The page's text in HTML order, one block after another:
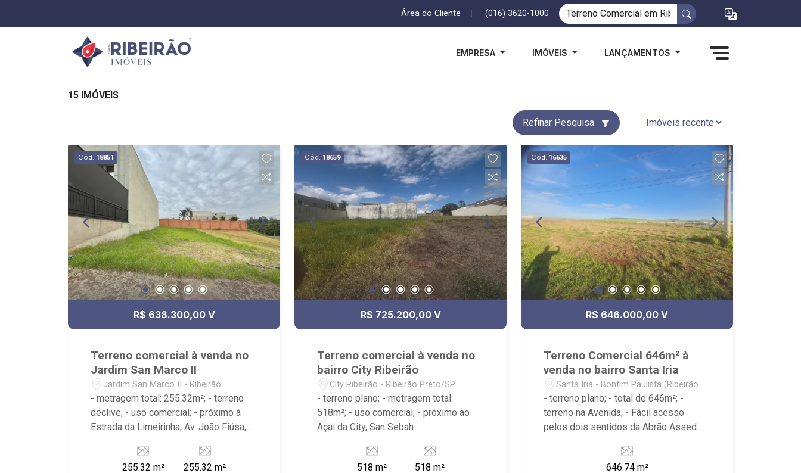
Área do Cliente (016) 3620-1000
EMPRESA IMÓVEIS LANÇAMENTOS
15 IMÓVEIS
Refinar Pesquisa
Cód. 18851
R$ 638.300,00 V
Terreno comercial à venda no
Jardim San Marco II
Jardim San Marco II - Ribeirão
Preto/SP
- metragem total: 255.32m²; - terreno
declive; - uso comercial; - próximo à
Estrada da Limeirinha, Av. João Fiúsa,
255.32 m²
255.32 m²
Cód. 18659
R$ 725.200,00 V
Terreno comercial à venda no
bairro City Ribeirão
City Ribeirão - Ribeirão Preto/SP
- terreno plano; - metragem total:
518m²; - uso comercial; - próximo ao
Açai da City, San Sebah
518 m² 518 m²
Cód. 16635
R$ 646.000,00 V
Terreno Comercial 646m² à
venda no bairro Santa Iria
Santa Iria - Bonfim Paulista (Ribeirão
Preto)/SP
- terreno plano; - total de 646m²; -
terreno na Avenida; - Fácil acesso
pelos dois sentidos da Abrão Assed
condomínio portal dos Ipes;
646.74 m²